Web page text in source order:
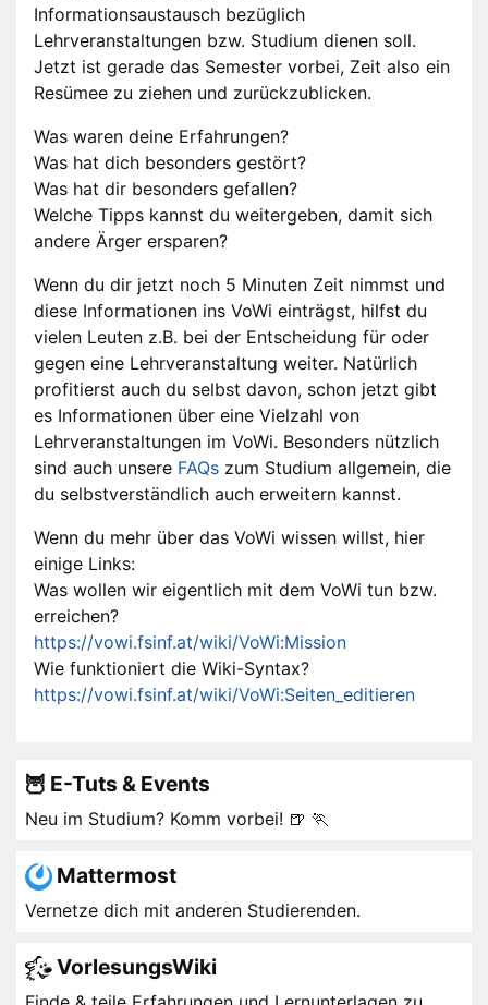
Informationsaustausch bezüglich
Lehrveranstaltungen bzw. Studium dienen soll.
Jetzt ist gerade das Semester vorbei, Zeit also ein
Resümee zu ziehen und zurückzublicken.
Was waren deine Erfahrungen?
Was hat dich besonders gestört?
Was hat dir besonders gefallen?
Welche Tipps kannst du weitergeben, damit sich
andere Ärger ersparen?
Wenn du dir jetzt noch 5 Minuten Zeit nimmst und
diese Informationen ins VoWi einträgst, hilfst du
vielen Leuten z.B. bei der Entscheidung für oder
gegen eine Lehrveranstaltung weiter. Natürlich
profitierst auch du selbst davon, schon jetzt gibt
es Informationen über eine Vielzahl von
Lehrveranstaltungen im VoWi. Besonders nützlich
sind auch unsere FAQs zum Studium allgemein, die
du selbstverständlich auch erweitern kannst.
Wenn du mehr über das VoWi wissen willst, hier
einige Links:
Was wollen wir eigentlich mit dem VoWi tun bzw.
erreichen?
https://vowi.fsinf.at/wiki/VoWi:Mission
Wie funktioniert die Wiki-Syntax?
https://vowi.fsinf.at/wiki/VoWi:Seiten_editieren
🦉 E-Tuts & Events
Neu im Studium? Komm vorbei! 🍺 🏃
Mattermost
Vernetze dich mit anderen Studierenden.
VorlesungsWiki